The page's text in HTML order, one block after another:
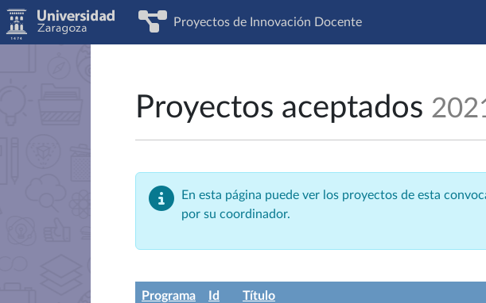
Proyectos de Innovación Docente
Proyectos aceptados
En esta página puede ver los proyectos de esta
por su coordinador.
Programa Id Título